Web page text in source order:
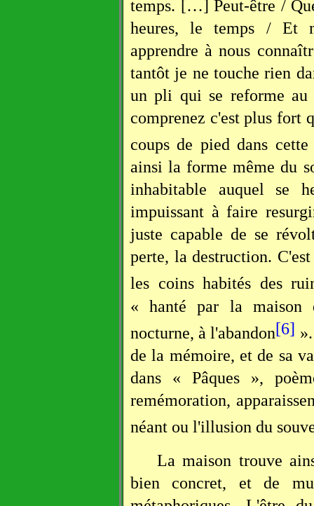
temps. […] Peut-être /
heures, le temps / Et
apprendre à nous
tantôt je ne touche rien
un pli qui se reforme
comprenez c'est plus fort
coups de pied dans cette
ainsi la forme même du
inhabitable auquel se
impuissant à faire
juste capable de se
perte, la destruction.
les coins habités des
« hanté par la maison
nocturne, à l'abandon[6]
de la mémoire, et de sa
dans « Pâques »,
remémoration,
néant ou l'illusion du
La maison trouve
bien concret, et de